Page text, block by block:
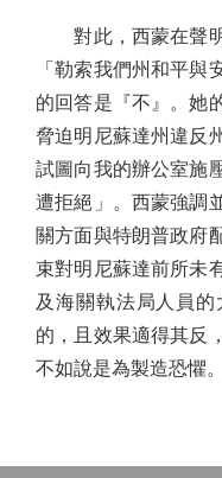
對此，西蒙在聲明
「勒索我們州和平與
的回答是『不』。她
脅迫明尼蘇達州違反
試圖向我的辦公室施
遭拒絕」。西蒙強調
關方面與特朗普政府
束對明尼蘇達前所未
及海關執法局人員
的，且效果適得其反
不如說是為製造恐懼。